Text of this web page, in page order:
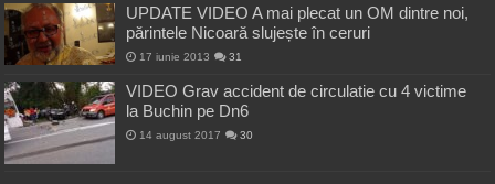
UPDATE VIDEO A mai plecat un OM dintre noi,
părintele Nicoară slujește în ceruri
17 iunie 2013 31
VIDEO Grav accident de circulatie cu 4 victime
la Buchin pe Dn6
14 august 2017 30